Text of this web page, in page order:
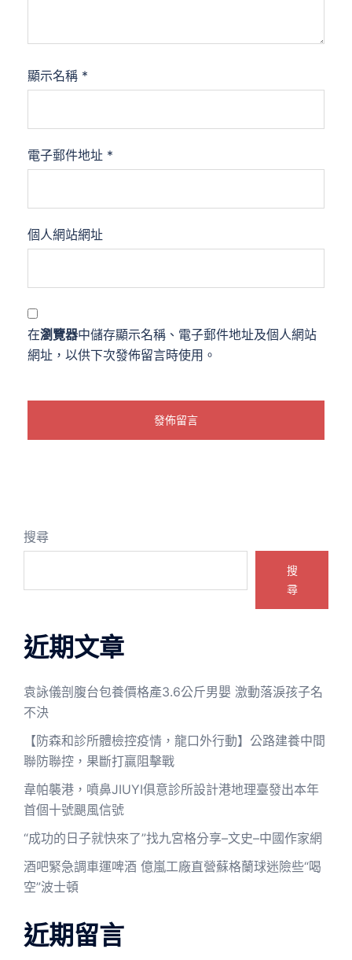
顯示名稱 *
電子郵件地址 *
個人網站網址
在瀏覽器中儲存顯示名稱、電子郵件地址及個人網站
網址，以供下次發佈留言時使用。
搜尋
搜
尋
近期文章
袁詠儀剖腹台包養價格產3.6公斤男嬰 激動落淚孩子名
不決
【防森和診所體檢控疫情，龍口外行動】公路建養中間
聯防聯控，果斷打贏阻擊戰
韋帕襲港，噴鼻JIUYI俱意診所設計港地理臺發出本年
首個十號颶風信號
“成功的日子就快來了”找九宮格分享–文史–中國作家網
酒吧緊急調車運啤酒 億嵐工廠直營蘇格蘭球迷險些“喝
空”波士頓
近期留言